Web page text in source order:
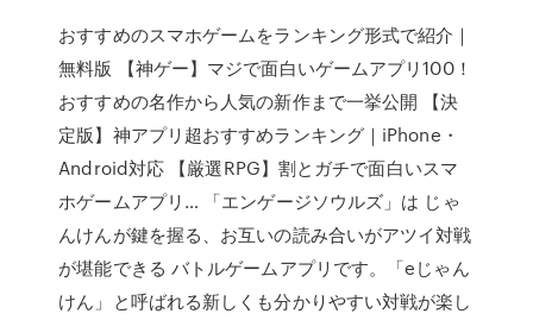
おすすめのスマホゲームをランキング形式で紹介｜
無料版 【神ゲー】マジで面白いゲームアプリ100！
おすすめの名作から人気の新作まで一挙公開 【決
定版】神アプリ超おすすめランキング｜iPhone・
Android対応 【厳選RPG】割とガチで面白いスマ
ホゲームアプリ… 「エンゲージソウルズ」は じゃ
んけんが鍵を握る、お互いの読み合いがアツイ対戦
が堪能できる バトルゲームアプリです。「eじゃん
けん」と呼ばれる新しくも分かりやすい対戦が楽し